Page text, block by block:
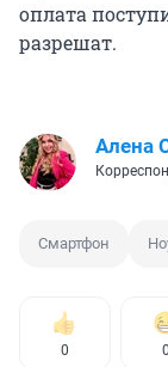
оплата
разрешат.
Алена
Смартфон
0 0